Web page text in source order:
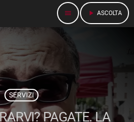
menu play_arrow ASCOLTA
SERVIZI
PAGATE. LA